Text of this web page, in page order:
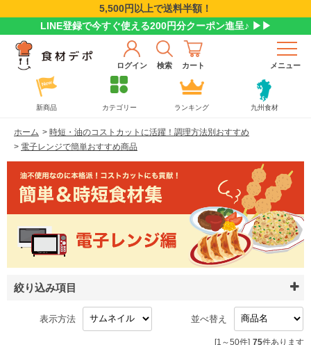
5,500円以上で送料半額！
LINE登録で今すぐ使える200円分クーポン進呈♪ ▶▶
ログイン 検索 カート メニュー
新商品 カテゴリー ランキング 九州食材
ホーム > 時短・油のコストカットに活躍！調理方法別おすすめ
> 電子レンジで簡単おすすめ商品
絞り込み項目
表示方法 並べ替え
[1～50件] 75件あります